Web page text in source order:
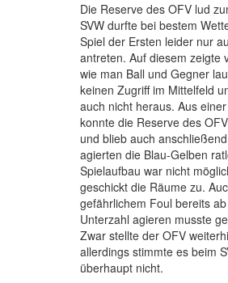
Die Reserve des OFV lud
SVW durfte bei bestem
Spiel der Ersten leider nur
antreten. Auf diesem zeigte
wie man Ball und Gegner
keinen Zugriff im Mittelfeld
auch nicht heraus. Aus
konnte die Reserve des
und blieb auch
agierten die Blau-Gelben
Spielaufbau war nicht
geschickt die Räume zu.
gefährlichem Foul bereits
Unterzahl agieren musste
Zwar stellte der OFV
allerdings stimmte es beim
überhaupt nicht.